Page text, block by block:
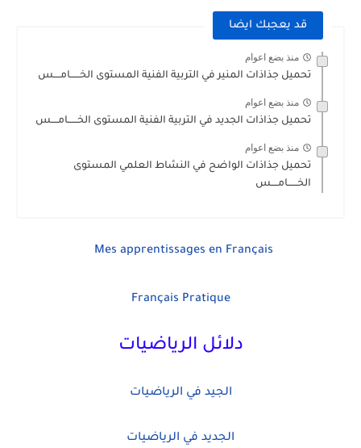
قد يعجبك ايضا
منذ بضع اعوام
تحميل جذاذات المنير في التربية الفنية المستوى الخــــــامــــس
منذ بضع اعوام
تحميل جذاذات الجديد في التربية الفنية المستوى الخــــــامــــس
منذ بضع اعوام
تحميل جذاذات الواضح في النشاط العلمي المستوى
الخــــــامــــس
Mes apprentissages en Français
Français Pratique
دلائل الرياضيات
الجيد في الرياضيات
الجديد في الرياضيات